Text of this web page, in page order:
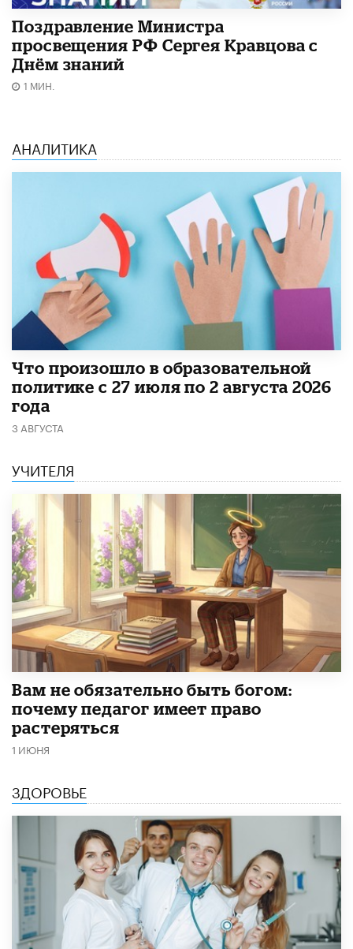
Поздравление Министра
просвещения РФ Сергея Кравцова с
Днём знаний
1 МИН.
АНАЛИТИКА
​Что произошло в образовательной
политике с 27 июля по 2 августа 2026
года
3 АВГУСТА
УЧИТЕЛЯ
​Вам не обязательно быть богом:
почему педагог имеет право
растеряться
1 ИЮНЯ
ЗДОРОВЬЕ